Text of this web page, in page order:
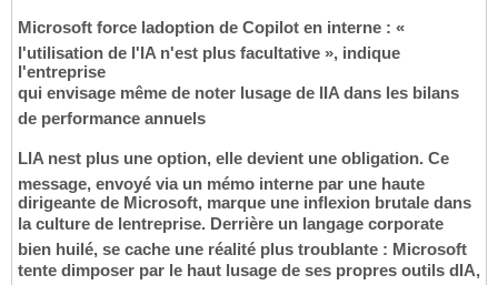
Microsoft force ladoption de Copilot en interne : «
l'utilisation de l'IA n'est plus facultative », indique
l'entreprise
qui envisage même de noter lusage de lIA dans les bilans
de performance annuels
LIA nest plus une option, elle devient une obligation. Ce
message, envoyé via un mémo interne par une haute
dirigeante de Microsoft, marque une inflexion brutale dans
la culture de lentreprise. Derrière un langage corporate
bien huilé, se cache une réalité plus troublante : Microsoft
tente dimposer par le haut lusage de ses propres outils dIA,